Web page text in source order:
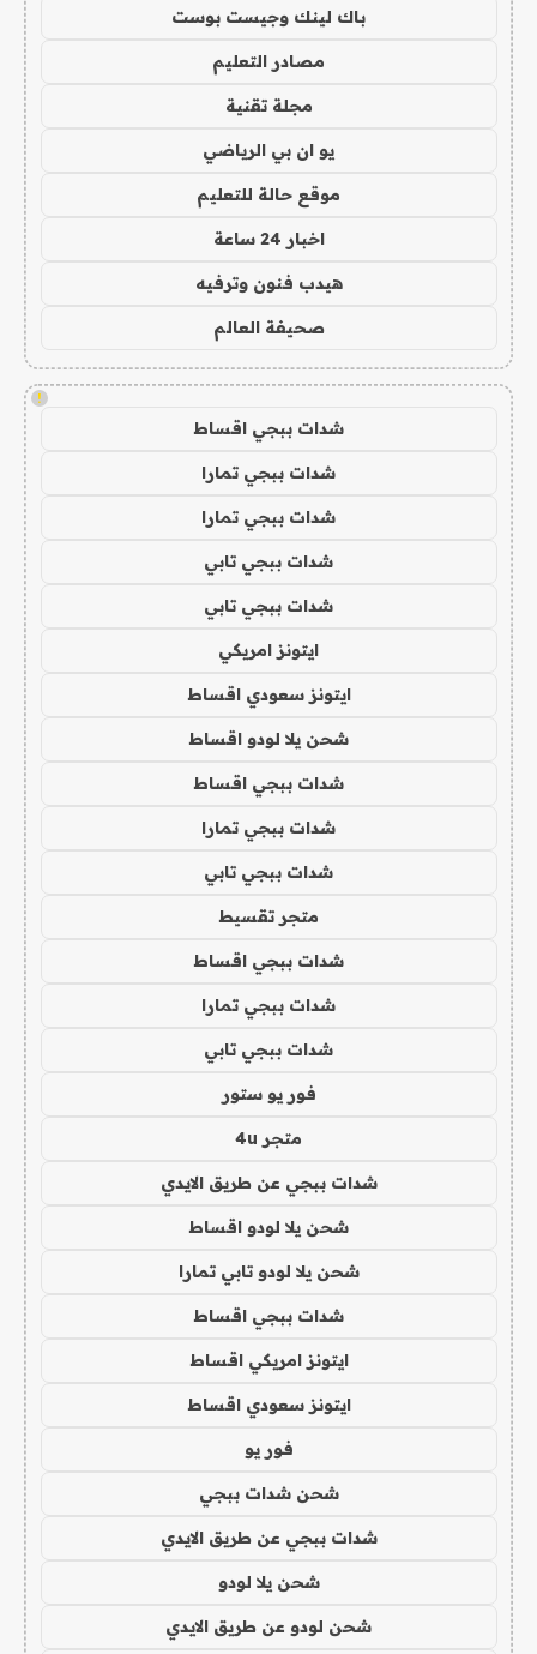
باك لينك وجيست بوست
مصادر التعليم
مجلة تقنية
يو ان بي الرياضي
موقع حالة للتعليم
اخبار 24 ساعة
هيدب فنون وترفيه
صحيفة العالم
!
شدات ببجي اقساط
شدات ببجي تمارا
شدات ببجي تمارا
شدات ببجي تابي
شدات ببجي تابي
ايتونز امريكي
ايتونز سعودي اقساط
شحن يلا لودو اقساط
شدات ببجي اقساط
شدات ببجي تمارا
شدات ببجي تابي
متجر تقسيط
شدات ببجي اقساط
شدات ببجي تمارا
شدات ببجي تابي
فور يو ستور
متجر 4u
شدات ببجي عن طريق الايدي
شحن يلا لودو اقساط
شحن يلا لودو تابي تمارا
شدات ببجي اقساط
ايتونز امريكي اقساط
ايتونز سعودي اقساط
فور يو
شحن شدات ببجي
شدات ببجي عن طريق الايدي
شحن يلا لودو
شحن لودو عن طريق الايدي